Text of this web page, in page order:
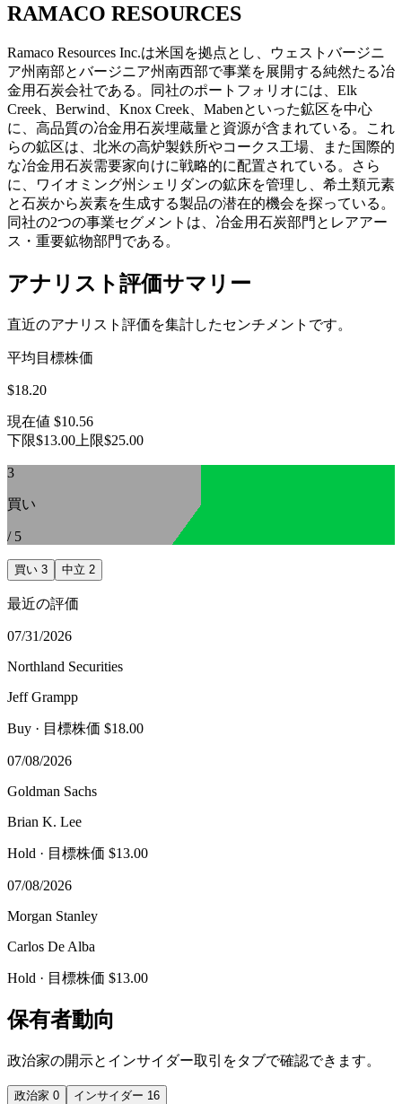
RAMACO RESOURCES
Ramaco Resources Inc.は米国を拠点とし、ウェストバージニ
ア州南部とバージニア州南西部で事業を展開する純然たる冶
金用石炭会社である。同社のポートフォリオには、Elk
Creek、Berwind、Knox Creek、Mabenといった鉱区を中心
に、高品質の冶金用石炭埋蔵量と資源が含まれている。これ
らの鉱区は、北米の高炉製鉄所やコークス工場、また国際的
な冶金用石炭需要家向けに戦略的に配置されている。さら
に、ワイオミング州シェリダンの鉱床を管理し、希土類元素
と石炭から炭素を生成する製品の潜在的機会を探っている。
同社の2つの事業セグメントは、冶金用石炭部門とレアアー
ス・重要鉱物部門である。
アナリスト評価サマリー
直近のアナリスト評価を集計したセンチメントです。
平均目標株価
$18.20
現在値 $10.56
下限$13.00 上限$25.00
3
買い
/ 5
買い 3 中立 2
最近の評価
07/31/2026
Northland Securities
Jeff Grampp
Buy · 目標株価 $18.00
07/08/2026
Goldman Sachs
Brian K. Lee
Hold · 目標株価 $13.00
07/08/2026
Morgan Stanley
Carlos De Alba
Hold · 目標株価 $13.00
保有者動向
政治家の開示とインサイダー取引をタブで確認できます。
政治家 0 インサイダー 16